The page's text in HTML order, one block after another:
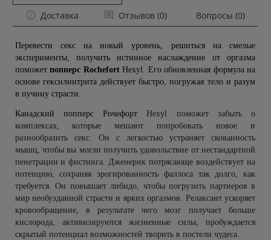
Доставка
Отзывов (0) Вопросы (0)
Перевести секс на новый уровень, решиться на смелые
эксперименты, получить истинное наслаждение от оргазма
поможет попперс Rochefort Hexyl. Его обновленная формула на
основе гексилнитрита действует быстро, погружая тело и разум
в пучину страсти.
Канадский попперс Рочефорт Hexyl поможет забыть о
комплексах, которые мешают попробовать новое и
разнообразить секс. Он с легкостью устраняет скованность
мышц, чтобы вы могли получить удовольствие от нестандартной
пенетрации и фистинга. Дженерик потрясающе воздействует на
потенцию, сохраняя эрогированность фаллоса так долго, как
требуется. Он повышает либидо, чтобы погрузить партнеров в
мир необузданной страсти и ярких оргазмов. Релаксант ускоряет
кровообращение, в результате чего мозг получает больше
кислорода, активизируются жизненные силы, пробуждается
скрытый потенциал возможностей творить в постели чудеса.